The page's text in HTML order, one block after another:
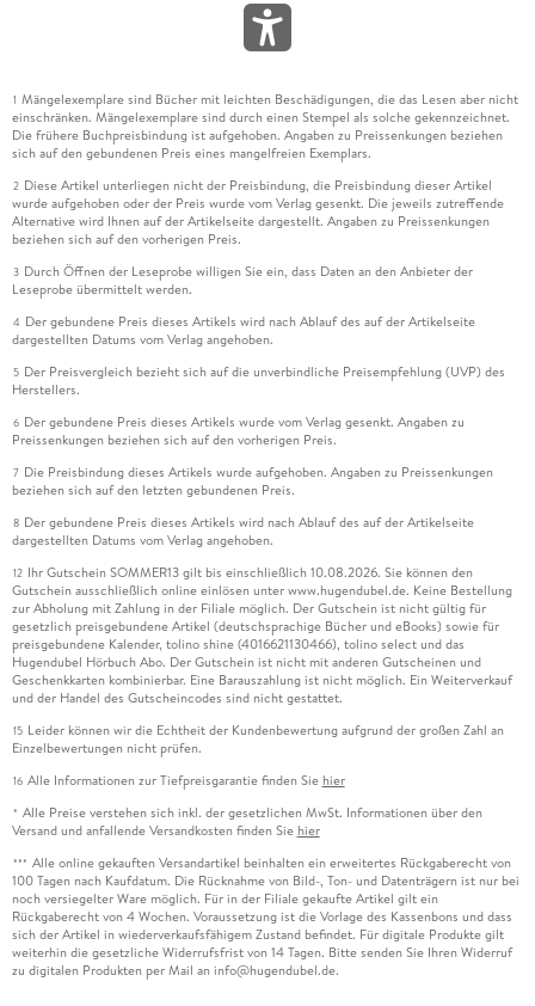
1 Mängelexemplare sind Bücher mit leichten Beschädigungen, die das Lesen aber nicht
einschränken. Mängelexemplare sind durch einen Stempel als solche gekennzeichnet.
Die frühere Buchpreisbindung ist aufgehoben. Angaben zu Preissenkungen beziehen
sich auf den gebundenen Preis eines mangelfreien Exemplars.
2 Diese Artikel unterliegen nicht der Preisbindung, die Preisbindung dieser Artikel
wurde aufgehoben oder der Preis wurde vom Verlag gesenkt. Die jeweils zutreffende
Alternative wird Ihnen auf der Artikelseite dargestellt. Angaben zu Preissenkungen
beziehen sich auf den vorherigen Preis.
3 Durch Öffnen der Leseprobe willigen Sie ein, dass Daten an den Anbieter der
Leseprobe übermittelt werden.
4 Der gebundene Preis dieses Artikels wird nach Ablauf des auf der Artikelseite
dargestellten Datums vom Verlag angehoben.
5 Der Preisvergleich bezieht sich auf die unverbindliche Preisempfehlung (UVP) des
Herstellers.
6 Der gebundene Preis dieses Artikels wurde vom Verlag gesenkt. Angaben zu
Preissenkungen beziehen sich auf den vorherigen Preis.
7 Die Preisbindung dieses Artikels wurde aufgehoben. Angaben zu Preissenkungen
beziehen sich auf den letzten gebundenen Preis.
8 Der gebundene Preis dieses Artikels wird nach Ablauf des auf der Artikelseite
dargestellten Datums vom Verlag angehoben.
12 Ihr Gutschein SOMMER13 gilt bis einschließlich 10.08.2026. Sie können den
Gutschein ausschließlich online einlösen unter www.hugendubel.de. Keine Bestellung
zur Abholung mit Zahlung in der Filiale möglich. Der Gutschein ist nicht gültig für
gesetzlich preisgebundene Artikel (deutschsprachige Bücher und eBooks) sowie für
preisgebundene Kalender, tolino shine (4016621130466), tolino select und das
Hugendubel Hörbuch Abo. Der Gutschein ist nicht mit anderen Gutscheinen und
Geschenkkarten kombinierbar. Eine Barauszahlung ist nicht möglich. Ein Weiterverkauf
und der Handel des Gutscheincodes sind nicht gestattet.
15 Leider können wir die Echtheit der Kundenbewertung aufgrund der großen Zahl an
Einzelbewertungen nicht prüfen.
16 Alle Informationen zur Tiefpreisgarantie finden Sie hier
* Alle Preise verstehen sich inkl. der gesetzlichen MwSt. Informationen über den
Versand und anfallende Versandkosten finden Sie hier
*** Alle online gekauften Versandartikel beinhalten ein erweitertes Rückgaberecht von
100 Tagen nach Kaufdatum. Die Rücknahme von Bild-, Ton- und Datenträgern ist nur bei
noch versiegelter Ware möglich. Für in der Filiale gekaufte Artikel gilt ein
Rückgaberecht von 4 Wochen. Voraussetzung ist die Vorlage des Kassenbons und dass
sich der Artikel in wiederverkaufsfähigem Zustand befindet. Für digitale Produkte gilt
weiterhin die gesetzliche Widerrufsfrist von 14 Tagen. Bitte senden Sie Ihren Widerruf
zu digitalen Produkten per Mail an info@hugendubel.de.